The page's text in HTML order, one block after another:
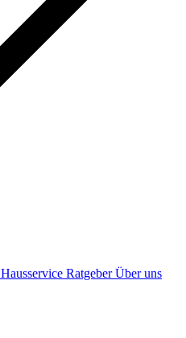
Hausservice RatgeberÜber uns